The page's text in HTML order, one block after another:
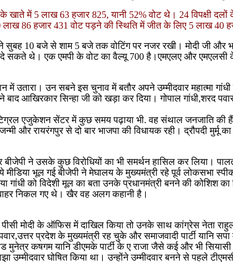
खाते में 5 लाख 63 हजार 825, यानी 52% वोट थे। 24 विपक्षी
86 हजार 431 वोट पड़ने की स्थिति में जीत के लिए 5 लाख 40
10 बजे से शाम 5 बजे तक वोटिंग पर नजर रखी। मोदी जी और
दे सकते थे। एक एमपी के वोट का वैल्यू 700 है।एमएलए और
में उतारा। उन सबने इस चुनाव में बतौर अपने उम्मीदवार महात्मा
आखिरकार सिन्हा जी को खड़ा कर दिया। गोपाल गांधी,शरद
इंटिग्रल एजुकेशन सेंटर में कुछ समय पढ़ाया भी. वह संथाल जनजाति
रायरंगपुर से दो बार भाजपा की विधायक रही। द्रौपदी मुर्मू
ने उसके कुछ विरोधियों का भी समर्थन हासिल कर लिया।
मीडिया भूल गई बीजेपी ने मेघालय के मुख्यमंत्री रहे पूर्व लोकसभा
गांधी को विदेशी मूल का बता उनके प्रधानमंत्री बनने की कोशिश का
निकल गए थे। खैर वह अलग कहानी है।
मोदी के ऑफिस में दाखिल किया तो उनके साथ कांग्रेस नेता
प्रदेश के मुख्यमंत्री रह चुके और समाजवादी पार्टी यानि
कषगम यानि डीएमके पार्टी के ए राजा जैसे कई और भी
उम्मीदवार घोषित किया था। उन्होंने उम्मीदवार बनने से पहले